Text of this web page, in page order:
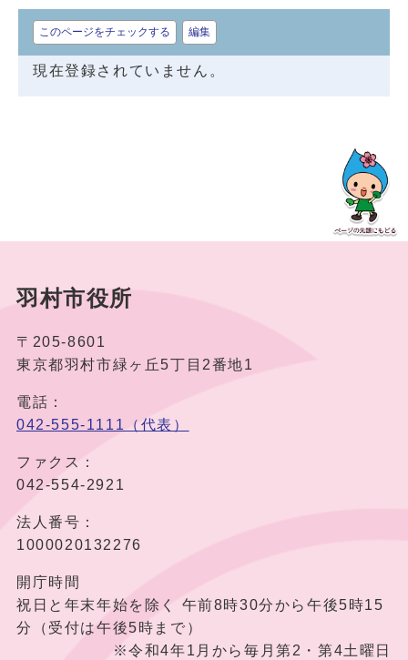
このページをチェックする 編集
現在登録されていません。
羽村市役所
〒205-8601
東京都羽村市緑ヶ丘5丁目2番地1
電話：
042-555-1111（代表）
ファクス：
042-554-2921
法人番号：
1000020132276
開庁時間
祝日と年末年始を除く 午前8時30分から午後5時15
分（受付は午後5時まで）
※令和4年1月から毎月第2・第4土曜日